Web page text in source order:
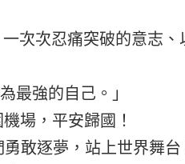
次次忍痛突破的意志、
最強的自己。」
場，平安歸國！
敢逐夢，站上世界舞